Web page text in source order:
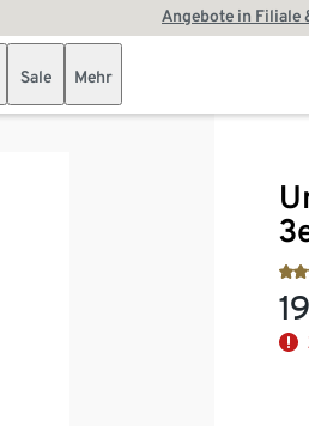
Angebote in Filiale
Sale Mehr